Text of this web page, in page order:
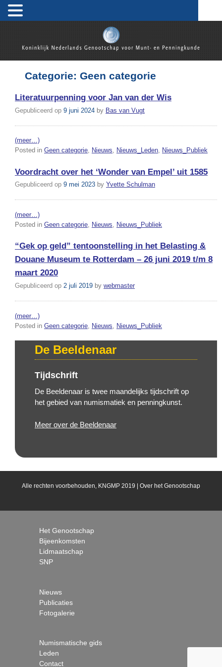
Koninklijk Nederlands Genootschap voor Munt- en
Categorie: Geen categorie
Literatuurpenning voor Jan van der Wis
Gepubliceerd op 9 juni 2024 by Bas van Vugt
(meer…)
Posted in Geen categorie, Nieuws, Nieuws_Leden, Nieuws_Publiek
Voordracht over het ‘Wonder van Empel’ uit 1585
Gepubliceerd op 9 mei 2023 by Yvette Schulman
(meer…)
Posted in Geen categorie Nieuws Nieuws_Publiek
“Gek op geld” tentoonstelling in het Belasting &
Douane Museum te Rotterdam – 26 juni 2019 t/m 8
maart 2020
Gepubliceerd op 2 juli 2019 by webmaster
(meer…)
Posted in Geen categorie Nieuws Nieuws_Publiek
De Beeldenaar
Tijdschrift
De Beeldenaar is twee maandelijks tijdschrift op
het gebied van numismatiek en penningkunst.
Meer over de Beeldenaar
Het Genootschap
Bijeenkomsten
Lidmaatschap
SNP
Nieuws
Publicaties
Fotogalerie
Numismatische gids
Leden
Contact
Alle rechten voorbehouden, KNGMP 2019 | Over het Genootschap